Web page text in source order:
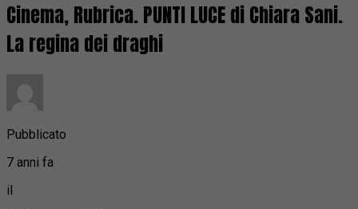
Cinema, Rubrica. PUNTI LUCE di Chiara Sani.
La regina dei draghi
Pubblicato
7 anni fa
il